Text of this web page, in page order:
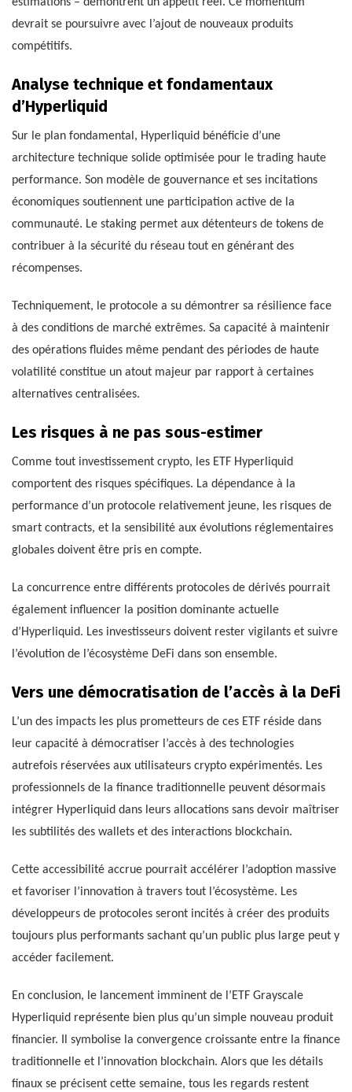
estimations – démontrent un appétit réel. Ce momentum
devrait se poursuivre avec l’ajout de nouveaux produits
compétitifs.
Analyse technique et fondamentaux
d’Hyperliquid
Sur le plan fondamental, Hyperliquid bénéficie d’une
architecture technique solide optimisée pour le trading haute
performance. Son modèle de gouvernance et ses incitations
économiques soutiennent une participation active de la
communauté. Le staking permet aux détenteurs de tokens de
contribuer à la sécurité du réseau tout en générant des
récompenses.
Techniquement, le protocole a su démontrer sa résilience face
à des conditions de marché extrêmes. Sa capacité à maintenir
des opérations fluides même pendant des périodes de haute
volatilité constitue un atout majeur par rapport à certaines
alternatives centralisées.
Les risques à ne pas sous-estimer
Comme tout investissement crypto, les ETF Hyperliquid
comportent des risques spécifiques. La dépendance à la
performance d’un protocole relativement jeune, les risques de
smart contracts, et la sensibilité aux évolutions réglementaires
globales doivent être pris en compte.
La concurrence entre différents protocoles de dérivés pourrait
également influencer la position dominante actuelle
d’Hyperliquid. Les investisseurs doivent rester vigilants et suivre
l’évolution de l’écosystème DeFi dans son ensemble.
Vers une démocratisation de l’accès à la DeFi
L’un des impacts les plus prometteurs de ces ETF réside dans
leur capacité à démocratiser l’accès à des technologies
autrefois réservées aux utilisateurs crypto expérimentés. Les
professionnels de la finance traditionnelle peuvent désormais
intégrer Hyperliquid dans leurs allocations sans devoir maîtriser
les subtilités des wallets et des interactions blockchain.
Cette accessibilité accrue pourrait accélérer l’adoption massive
et favoriser l’innovation à travers tout l’écosystème. Les
développeurs de protocoles seront incités à créer des produits
toujours plus performants sachant qu’un public plus large peut y
accéder facilement.
En conclusion, le lancement imminent de l’ETF Grayscale
Hyperliquid représente bien plus qu’un simple nouveau produit
financier. Il symbolise la convergence croissante entre la finance
traditionnelle et l’innovation blockchain. Alors que les détails
finaux se précisent cette semaine, tous les regards restent